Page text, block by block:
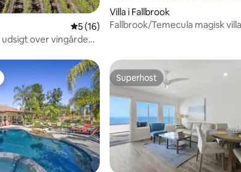
18 omtaler
5 ud af 5 i gennemsnitlig bedømmelse,
5 (16)
udsigt over vingården
Villa i Fallbrook
Fallbrook/Temecula magisk
Superhost
Superhost